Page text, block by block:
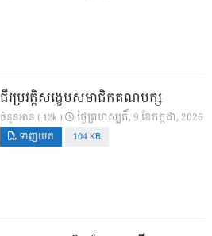
ជីវប្រវត្តិសង្ខេបសមាជិកគណបក្ស
ចំនួនអាន ( 12k ) ថ្ងៃ​ព្រហស្បតិ៍, 9 ខែ​កក្កដា, 2026
ទាញយក 104 KB